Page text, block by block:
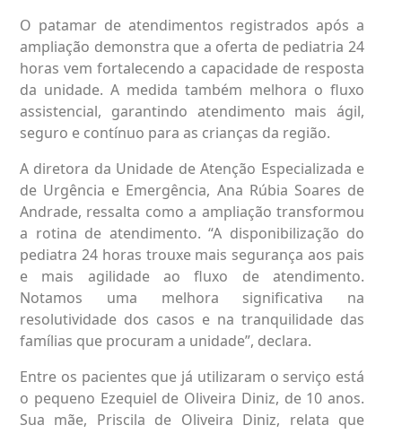
O patamar de atendimentos registrados após a
ampliação demonstra que a oferta de pediatria 24
horas vem fortalecendo a capacidade de resposta
da unidade. A medida também melhora o fluxo
assistencial, garantindo atendimento mais ágil,
seguro e contínuo para as crianças da região.
A diretora da Unidade de Atenção Especializada e
de Urgência e Emergência, Ana Rúbia Soares de
Andrade, ressalta como a ampliação transformou
a rotina de atendimento. “A disponibilização do
pediatra 24 horas trouxe mais segurança aos pais
e mais agilidade ao fluxo de atendimento.
Notamos uma melhora significativa na
resolutividade dos casos e na tranquilidade das
famílias que procuram a unidade”, declara.
Entre os pacientes que já utilizaram o serviço está
o pequeno Ezequiel de Oliveira Diniz, de 10 anos.
Sua mãe, Priscila de Oliveira Diniz, relata que